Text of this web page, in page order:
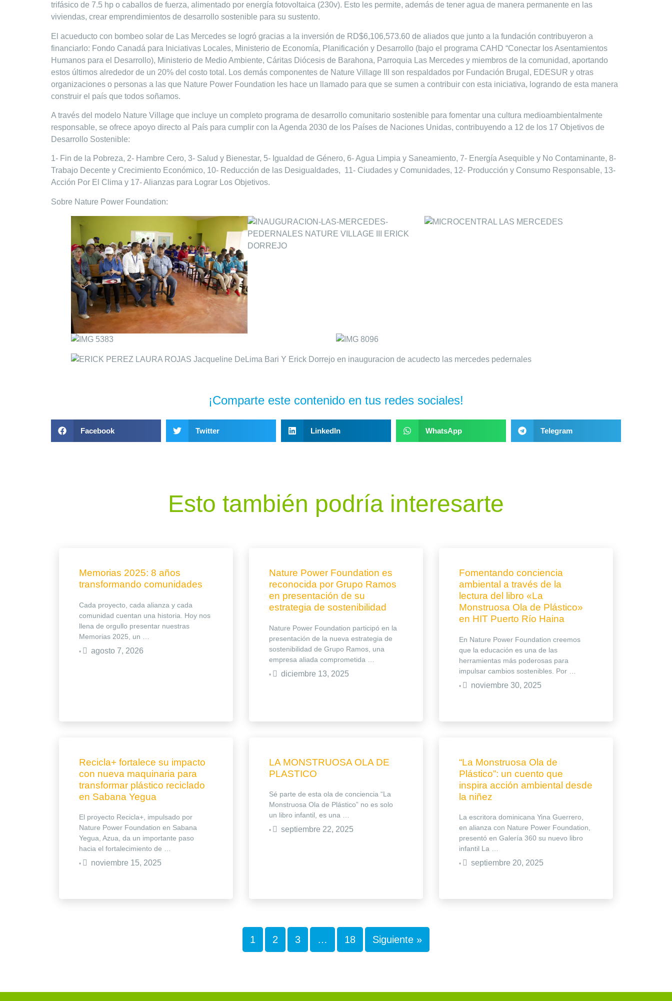
trifásico de 7.5 hp o caballos de fuerza, alimentado por energía fotovoltaica (230v). Esto les permite, además de tener agua de manera permanente en las
viviendas, crear emprendimientos de desarrollo sostenible para su sustento.
El acueducto con bombeo solar de Las Mercedes se logró gracias a la inversión de RD$6,106,573.60 de aliados que junto a la fundación contribuyeron a
financiarlo: Fondo Canadá para Iniciativas Locales, Ministerio de Economía, Planificación y Desarrollo (bajo el programa CAHD “Conectar los Asentamientos
Humanos para el Desarrollo), Ministerio de Medio Ambiente, Cáritas Diócesis de Barahona, Parroquia Las Mercedes y miembros de la comunidad, aportando
estos últimos alrededor de un 20% del costo total. Los demás componentes de Nature Village III son respaldados por Fundación Brugal, EDESUR y otras
organizaciones o personas a las que Nature Power Foundation les hace un llamado para que se sumen a contribuir con esta iniciativa, logrando de esta manera
construir el país que todos soñamos.
A través del modelo Nature Village que incluye un completo programa de desarrollo comunitario sostenible para fomentar una cultura medioambientalmente
responsable, se ofrece apoyo directo al País para cumplir con la Agenda 2030 de los Países de Naciones Unidas, contribuyendo a 12 de los 17 Objetivos de
Desarrollo Sostenible:
1- Fin de la Pobreza, 2- Hambre Cero, 3- Salud y Bienestar, 5- Igualdad de Género, 6- Agua Limpia y Saneamiento, 7- Energía Asequible y No Contaminante, 8-
Trabajo Decente y Crecimiento Económico, 10- Reducción de las Desigualdades, 11- Ciudades y Comunidades, 12- Producción y Consumo Responsable, 13-
Acción Por El Clima y 17- Alianzas para Lograr Los Objetivos.
Sobre Nature Power Foundation:
¡Comparte este contenido en tus redes sociales!
Facebook Twitter LinkedIn WhatsApp Telegram
Esto también podría interesarte
Memorias 2025: 8 años
transformando comunidades
Cada proyecto, cada alianza y cada
comunidad cuentan una historia. Hoy nos
llena de orgullo presentar nuestras
Memorias 2025, un …
• agosto 7, 2026
Nature Power Foundation es
reconocida por Grupo Ramos
en presentación de su
estrategia de sostenibilidad
Nature Power Foundation participó en la
presentación de la nueva estrategia de
sostenibilidad de Grupo Ramos, una
empresa aliada comprometida …
• diciembre 13, 2025
Fomentando conciencia
ambiental a través de la
lectura del libro «La
Monstruosa Ola de Plástico»
en HIT Puerto Río Haina
En Nature Power Foundation creemos
que la educación es una de las
herramientas más poderosas para
impulsar cambios sostenibles. Por …
• noviembre 30, 2025
Recicla+ fortalece su impacto
con nueva maquinaria para
transformar plástico reciclado
en Sabana Yegua
El proyecto Recicla+, impulsado por
Nature Power Foundation en Sabana
Yegua, Azua, da un importante paso
hacia el fortalecimiento de …
• noviembre 15, 2025
LA MONSTRUOSA OLA DE
PLASTICO
Sé parte de esta ola de conciencia “La
Monstruosa Ola de Plástico” no es solo
un libro infantil, es una …
• septiembre 22, 2025
“La Monstruosa Ola de
Plástico”: un cuento que
inspira acción ambiental desde
la niñez
La escritora dominicana Yina Guerrero,
en alianza con Nature Power Foundation,
presentó en Galería 360 su nuevo libro
infantil La …
• septiembre 20, 2025
1 2 3 … 18 Siguiente »